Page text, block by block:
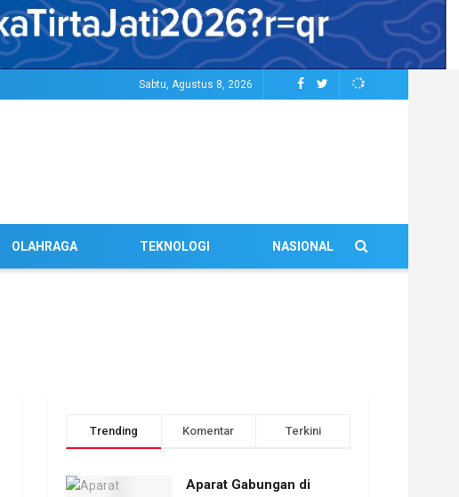
Sabtu, Agustus 8, 2026
OLAHRAGA TEKNOLOGI NASIONAL
Trending Komentar Terkini
Aparat Gabungan di